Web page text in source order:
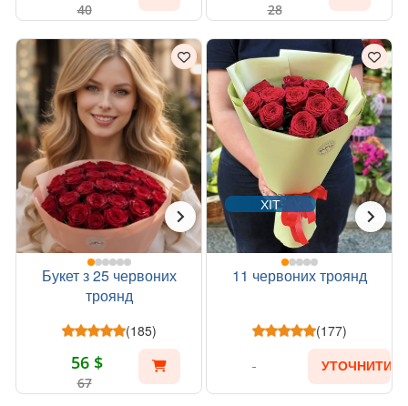
40 28
Букет з 25 червоних
троянд
(185)
56 $
67
ХІТ
11 червоних троянд
(177)
УТОЧНИТИ